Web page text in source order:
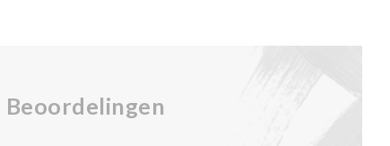
Beoordelingen